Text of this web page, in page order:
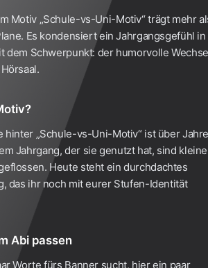
Motiv „Schule-vs-Uni-Motiv“ trägt mehr
Es kondensiert ein Jahrgangsgefühl in
dem Schwerpunkt: der humorvolle
hinter „Schule-vs-Uni-Motiv“ ist über
Jahrgang, der sie genutzt hat, sind kleine
Heute steht ein durchdachtes
das ihr noch mit eurer Stufen-Identität
Abi passen
Worte fürs Banner sucht, hier ein paar